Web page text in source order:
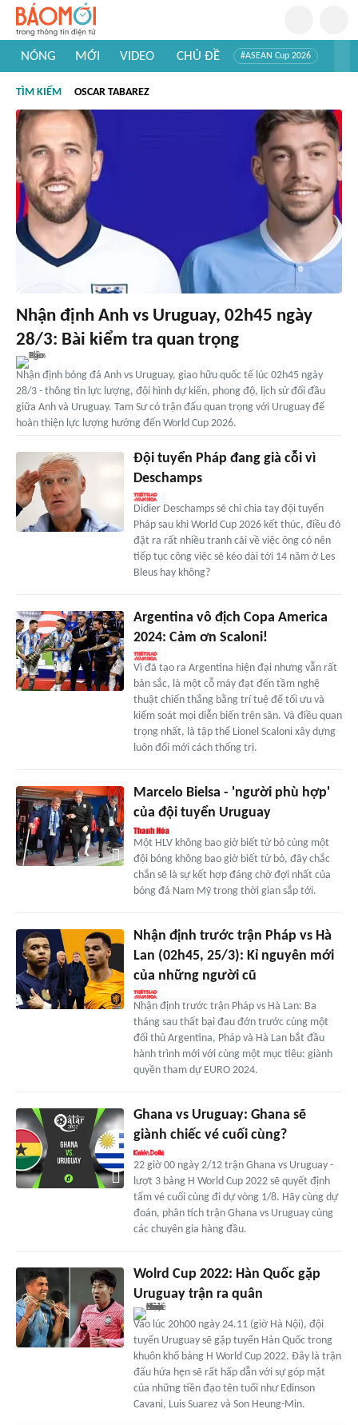
NÓNG MỚI VIDEO CHỦ ĐỀ #ASEAN Cup 2026
#Khám phá thế giới
TÌM KIẾM OSCAR TABAREZ
Nhận định Anh vs Uruguay, 02h45 ngày
28/3: Bài kiểm tra quan trọng
Nhận định bóng đá Anh vs Uruguay, giao hữu quốc tế lúc 02h45 ngày
28/3 - thông tin lực lượng, đội hình dự kiến, phong độ, lịch sử đối đầu
giữa Anh và Uruguay. Tam Sư có trận đấu quan trọng với Uruguay để
hoàn thiện lực lượng hướng đến World Cup 2026.
Đội tuyển Pháp đang già cỗi vì
Deschamps
Didier Deschamps sẽ chỉ chia tay đội tuyển
Pháp sau khi World Cup 2026 kết thúc, điều đó
đặt ra rất nhiều tranh cãi về việc ông có nên
tiếp tục công việc sẽ kéo dài tới 14 năm ở Les
Bleus hay không?
Argentina vô địch Copa America
2024: Cảm ơn Scaloni!
Vì đã tạo ra Argentina hiện đại nhưng vẫn rất
bản sắc, là một cỗ máy đạt đến tầm nghệ
thuật chiến thắng bằng trí tuệ để tối ưu và
kiểm soát mọi diễn biến trên sân. Và điều quan
trọng nhất, là tập thể Lionel Scaloni xây dựng
luôn đổi mới cách thống trị.
Marcelo Bielsa - 'người phù hợp'
của đội tuyển Uruguay
Một HLV không bao giờ biết từ bỏ cùng một
đội bóng không bao giờ biết từ bỏ, đây chắc
chắn sẽ là sự kết hợp đáng chờ đợi nhất của
bóng đá Nam Mỹ trong thời gian sắp tới.
Nhận định trước trận Pháp vs Hà
Lan (02h45, 25/3): Kỉ nguyên mới
của những người cũ
Nhận định trước trận Pháp vs Hà Lan: Ba
tháng sau thất bại đau đớn trước cùng một
đối thủ Argentina, Pháp và Hà Lan bắt đầu
hành trình mới với cùng một mục tiêu: giành
quyền tham dự EURO 2024.
Ghana vs Uruguay: Ghana sẽ
giành chiếc vé cuối cùng?
22 giờ 00 ngày 2/12 trận Ghana vs Uruguay -
lượt 3 bảng H World Cup 2022 sẽ quyết định
tấm vé cuối cùng đi dự vòng 1/8. Hãy cùng dự
đoán, phân tích trận Ghana vs Uruguay cùng
các chuyên gia hàng đầu.
Wolrd Cup 2022: Hàn Quốc gặp
Uruguay trận ra quân
Vào lúc 20h00 ngày 24.11 (giờ Hà Nội), đội
tuyển Uruguay sẽ gặp tuyển Hàn Quốc trong
khuôn khổ bảng H World Cup 2022. Đây là trận
đấu hứa hẹn sẽ rất hấp dẫn với sự góp mặt
của những tiền đạo tên tuổi như Edinson
Cavani, Luis Suarez và Son Heung-Min.